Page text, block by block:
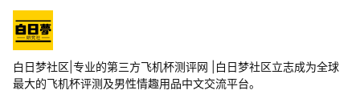
白日梦社区|专业的第三方飞机杯测评网 |白日梦社区立志成为全球
最大的飞机杯评测及男性情趣用品中文交流平台。